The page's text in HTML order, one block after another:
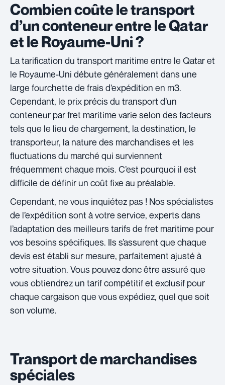
Combien coûte le transport
d’un conteneur entre le Qatar
et le Royaume-Uni ?
La tarification du transport maritime entre le Qatar et
le Royaume-Uni débute généralement dans une
large fourchette de frais d’expédition en m3.
Cependant, le prix précis du transport d’un
conteneur par fret maritime varie selon des facteurs
tels que le lieu de chargement, la destination, le
transporteur, la nature des marchandises et les
fluctuations du marché qui surviennent
fréquemment chaque mois. C’est pourquoi il est
difficile de définir un coût fixe au préalable.
Cependant, ne vous inquiétez pas ! Nos spécialistes
de l’expédition sont à votre service, experts dans
l’adaptation des meilleurs tarifs de fret maritime pour
vos besoins spécifiques. Ils s’assurent que chaque
devis est établi sur mesure, parfaitement ajusté à
votre situation. Vous pouvez donc être assuré que
vous obtiendrez un tarif compétitif et exclusif pour
chaque cargaison que vous expédiez, quel que soit
son volume.
Transport de marchandises
spéciales